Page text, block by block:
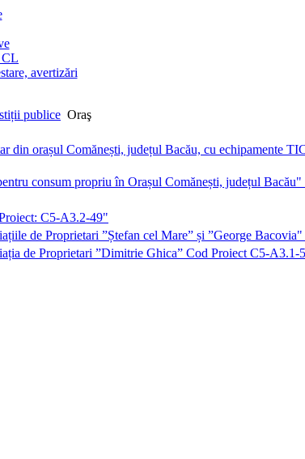
CL
avertizări
publice Oraş
orașul Comănești, județul Bacău, cu echipamente
consum propriu în Orașul Comănești, județul
C5-A3.2-49"
de Proprietari ”Ștefan cel Mare” și ”George
de Proprietari ”Dimitrie Ghica” Cod Proiect C5-A3.1-